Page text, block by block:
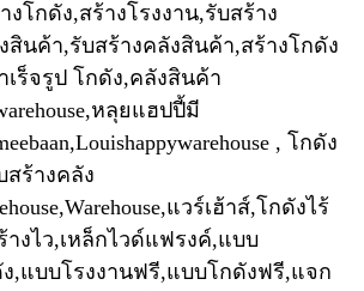
งโกดัง,สร้างโรงงาน,รับสร้าง
สินค้า,รับสร้างคลังสินค้า,สร้างโกดัง
เร็จรูป โกดัง,คลังสินค้า
หลุยแฮปปี้มี
, โกดัง
ร้างคลัง
แวร์เฮ้าส์,โกดังไร้
างไว,เหล็กไวด์แฟรงค์,แบบ
,แบบโรงงานฟรี,แบบโกดังฟรี,แจก